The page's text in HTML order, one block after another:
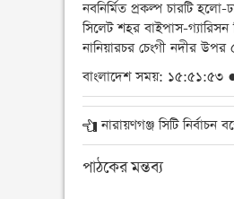
নবনির্মিত প্রকল্প চারটি
সিলেট শহর বাইপাস-
নানিয়ারচর চেংগী নদীর উপর
বাংলাদেশ সময়: ১৫:৫১:৫৩
নারায়ণগঞ্জ সিটি
পাঠকের মন্তব্য